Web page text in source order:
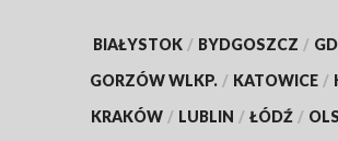
BIAŁYSTOK / BYDGOSZCZ /
GORZÓW WLKP. / KATOWICE /
KRAKÓW / LUBLIN / ŁÓDŹ /